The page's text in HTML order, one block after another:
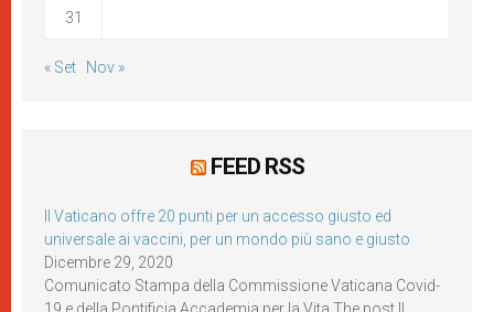
31
« Set Nov »
FEED RSS
Il Vaticano offre 20 punti per un accesso giusto ed
universale ai vaccini, per un mondo più sano e giusto
Dicembre 29, 2020
Comunicato Stampa della Commissione Vaticana Covid-